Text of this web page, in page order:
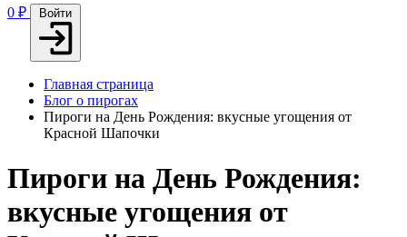
0 ₽ Войти
Главная страница
Блог о пирогах
Пироги на День Рождения: вкусные угощения от
Красной Шапочки
Пироги на День Рождения:
вкусные угощения от